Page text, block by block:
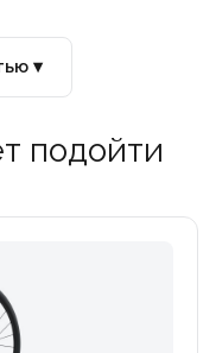
▾
подойти